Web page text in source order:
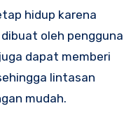
hidup karena
oleh pengguna
dapat memberi
lintasan
mudah.